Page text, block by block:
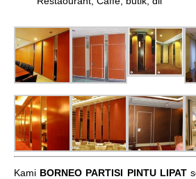
Kami BORNEO PARTISI PINTU LIPAT